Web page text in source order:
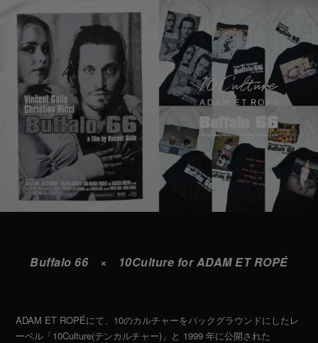
Buffalo 66 × 10Culture for ADAM ET ROPÉ
ADAM ET ROPÉにて、10のカルチャーをバックグラウンドにしたレ
ーベル「10Culture(テンカルチャー)」と 1999 年に公開された